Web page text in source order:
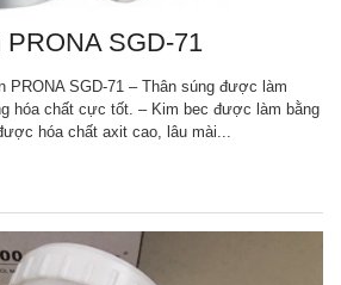
SGD-71
PRONA SGD-71 – Thân súng được làm
hóa chất cực tốt. – Kim bec được làm bằng
hóa chất axit cao, lâu mài...